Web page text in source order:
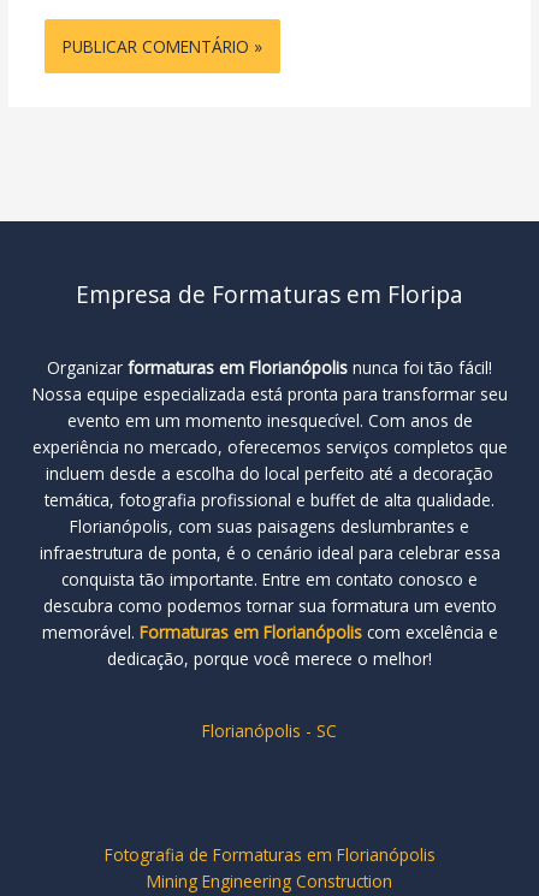
Empresa de Formaturas em Floripa
Organizar formaturas em Florianópolis nunca foi tão fácil!
Nossa equipe especializada está pronta para transformar seu
evento em um momento inesquecível. Com anos de
experiência no mercado, oferecemos serviços completos que
incluem desde a escolha do local perfeito até a decoração
temática, fotografia profissional e buffet de alta qualidade.
Florianópolis, com suas paisagens deslumbrantes e
infraestrutura de ponta, é o cenário ideal para celebrar essa
conquista tão importante. Entre em contato conosco e
descubra como podemos tornar sua formatura um evento
memorável. Formaturas em Florianópoliscom excelência e
dedicação, porque você merece o melhor!
Florianópolis - SC
Fotografia de Formaturas em Florianópolis
Mining Engineering Construction